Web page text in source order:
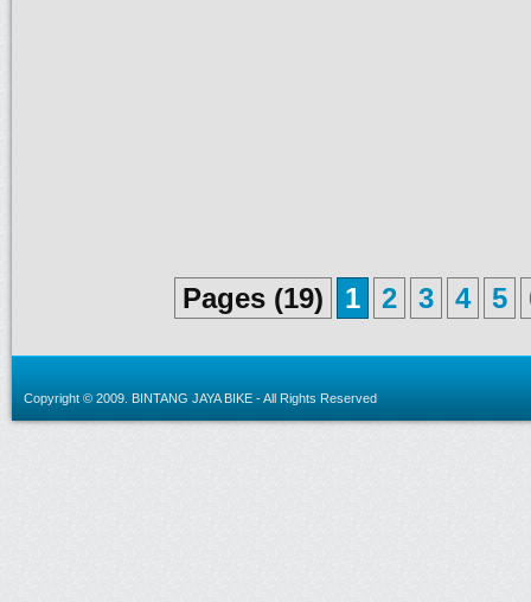
Pages (19) 1 2 3 4 5
Copyright © 2009. BINTANG JAYA BIKE - All Rights Reserved